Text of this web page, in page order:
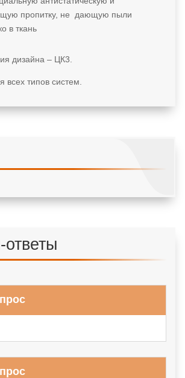
пропитку, не дающую пыли
в ткань
дизайна – ЦК3.
всех типов систем.